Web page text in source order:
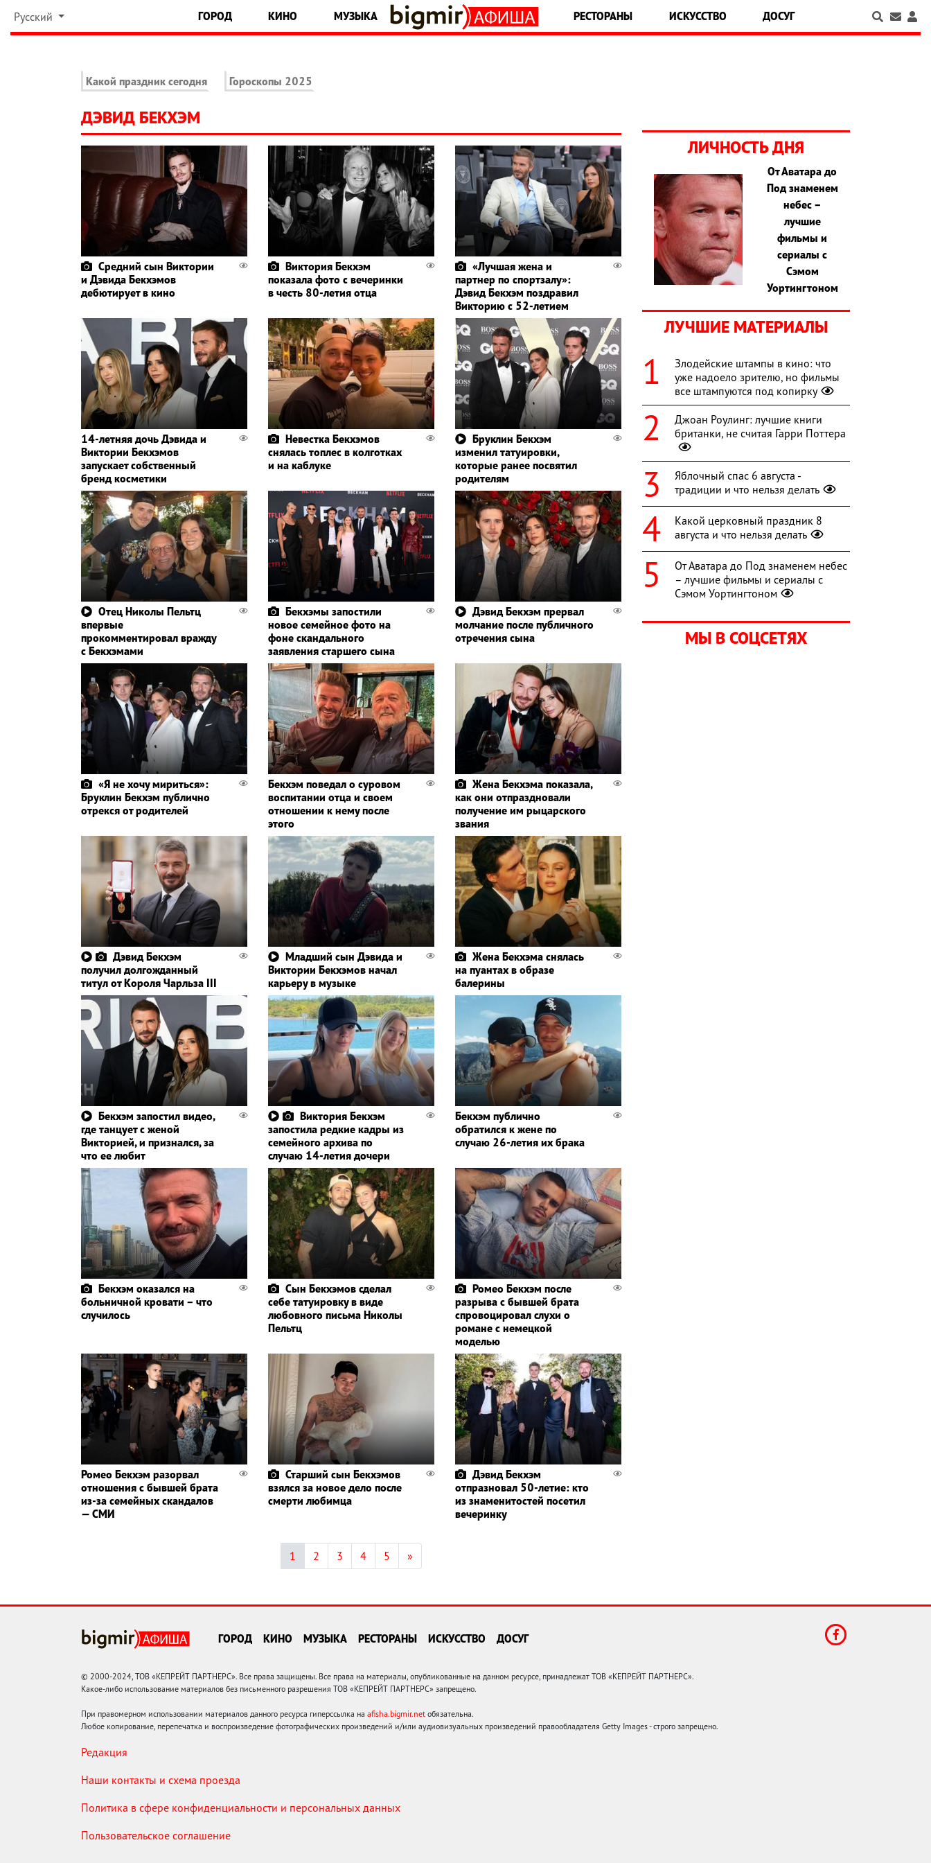
Русский ГОРОД КИНО МУЗЫКА РЕСТОРАНЫ ИСКУССТВО ДОСУГ
Какой праздник сегодня Гороскопы 2025
ДЭВИД БЕКХЭМ
Средний сын Виктории
и Дэвида Бекхэмов
дебютирует в кино
Виктория Бекхэм
показала фото с вечеринки
в честь 80-летия отца
«Лучшая жена и
партнер по спортзалу»:
Дэвид Бекхэм поздравил
Викторию с 52-летием
14-летняя дочь Дэвида и
Виктории Бекхэмов
запускает собственный
бренд косметики
Невестка Бекхэмов
снялась топлес в колготках
и на каблуке
Бруклин Бекхэм
изменил татуировки,
которые ранее посвятил
родителям
Отец Николы Пельтц
впервые
прокомментировал вражду
с Бекхэмами
Бекхэмы запостили
новое семейное фото на
фоне скандального
заявления старшего сына
Дэвид Бекхэм прервал
молчание после публичного
отречения сына
«Я не хочу мириться»:
Бруклин Бекхэм публично
отрекся от родителей
Бекхэм поведал о суровом
воспитании отца и своем
отношении к нему после
этого
Жена Бекхэма показала,
как они отпраздновали
получение им рыцарского
звания
Дэвид Бекхэм
получил долгожданный
титул от Короля Чарльза III
Младший сын Дэвида и
Виктории Бекхэмов начал
карьеру в музыке
Жена Бекхэма снялась
на пуантах в образе
балерины
Бекхэм запостил видео,
где танцует с женой
Викторией, и признался, за
что ее любит
Виктория Бекхэм
запостила редкие кадры из
семейного архива по
случаю 14-летия дочери
Бекхэм публично
обратился к жене по
случаю 26-летия их брака
Бекхэм оказался на
больничной кровати – что
случилось
Сын Бекхэмов сделал
себе татуировку в виде
любовного письма Николы
Пельтц
Ромео Бекхэм после
разрыва с бывшей брата
спровоцировал слухи о
романе с немецкой
моделью
Ромео Бекхэм разорвал
отношения с бывшей брата
из-за семейных скандалов
— СМИ
Старший сын Бекхэмов
взялся за новое дело после
смерти любимца
Дэвид Бекхэм
отпразновал 50-летие: кто
из знаменитостей посетил
вечеринку
1 2 3 4 5 »
ЛИЧНОСТЬ ДНЯ
От Аватара до
Под знаменем
небес –
лучшие
фильмы и
сериалы с
Сэмом
Уортингтоном
ЛУЧШИЕ МАТЕРИАЛЫ
Злодейские штампы в кино: что
уже надоело зрителю, но фильмы
все штампуются под копирку
Джоан Роулинг: лучшие книги
британки, не считая Гарри Поттера
Яблочный спас 6 августа -
традиции и что нельзя делать
Какой церковный праздник 8
августа и что нельзя делать
От Аватара до Под знаменем небес
– лучшие фильмы и сериалы с
Сэмом Уортингтоном
МЫ В СОЦСЕТЯХ
ГОРОД КИНО МУЗЫКА РЕСТОРАНЫ ИСКУССТВО ДОСУГ
© 2000-2024, ТОВ «КЕПРЕЙТ ПАРТНЕРС». Все права защищены. Все права на материалы, опубликованные на данном ресурсе, принадлежат ТОВ «КЕПРЕЙТ ПАРТНЕРС».
Какое-либо использование материалов без письменного разрешения ТОВ «КЕПРЕЙТ ПАРТНЕРС» запрещено.
При правомерном использовании материалов данного ресурса гиперссылка на afisha.bigmir.net обязательна.
Любое копирование, перепечатка и воспроизведение фотографических произведений и/или аудиовизуальных произведений правообладателя Getty Images - строго запрещено.
Редакция
Наши контакты и схема проезда
Политика в сфере конфиденциальности и персональных данных
Пользовательское соглашение